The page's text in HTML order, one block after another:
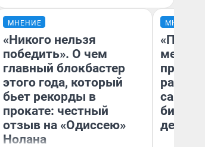
МНЕНИЕ
«Никого нельзя
победить». О чем
главный блокбастер
этого года, который
бьет рекорды в
прокате: честный
отзыв на «Одиссею»
Нолана
МНЕНИЕ
самом